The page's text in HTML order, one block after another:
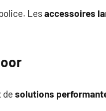
Lesaccessoires
de solutions